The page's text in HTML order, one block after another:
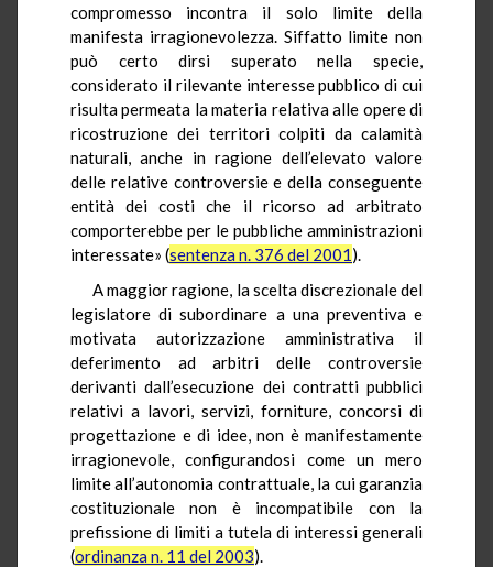
compromesso incontra il solo limite della
manifesta irragionevolezza. Siffatto limite non
può certo dirsi superato nella specie,
considerato il rilevante interesse pubblico di cui
risulta permeata la materia relativa alle opere di
ricostruzione dei territori colpiti da calamità
naturali, anche in ragione dell’elevato valore
delle relative controversie e della conseguente
entità dei costi che il ricorso ad arbitrato
comporterebbe per le pubbliche amministrazioni
interessate» (sentenza n. 376 del 2001).
A maggior ragione, la scelta discrezionale del
legislatore di subordinare a una preventiva e
motivata autorizzazione amministrativa il
deferimento ad arbitri delle controversie
derivanti dall’esecuzione dei contratti pubblici
relativi a lavori, servizi, forniture, concorsi di
progettazione e di idee, non è manifestamente
irragionevole, configurandosi come un mero
limite all’autonomia contrattuale, la cui garanzia
costituzionale non è incompatibile con la
prefissione di limiti a tutela di interessi generali
(ordinanza n. 11 del 2003).